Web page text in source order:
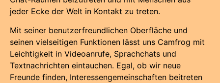
jeder Ecke der Welt in Kontakt zu treten.
Mit seiner benutzerfreundlichen Oberfläche und
seinen vielseitigen Funktionen lässt uns Camfrog mit
Leichtigkeit in Videoanrufe, Sprachchats und
Textnachrichten eintauchen. Egal, ob wir neue
Freunde finden, Interessengemeinschaften beitreten